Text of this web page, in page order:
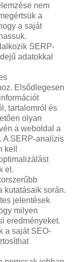
nem
a
a saját
SERP-
adatokkal
Elsődlegesen
tartalomról és
olyan
a weboldal a
A SERP-analízis
el.
kutatásaik során.
jelentések
milyen
eredményeket.
a saját SEO-